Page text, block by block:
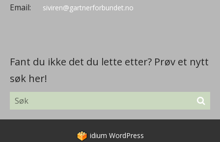
Email: siviren@gartnerforbundet.no
Fant du ikke det du lette etter? Prøv et nytt
søk her!
idium WordPress